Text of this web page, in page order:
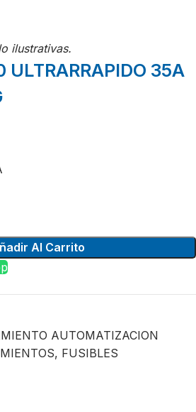
ilustrativas.
ULTRARRAPIDO 35A
Al Carrito
AUTOMATIZACION
, FUSIBLES